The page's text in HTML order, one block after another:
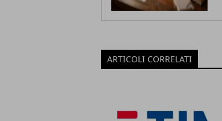
ARTICOLI CORRELATI